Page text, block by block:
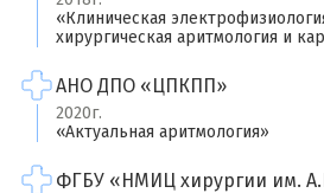
«Клиническая
хирургическая аритмология и
АНО ДПО «ЦПКПП»
2020г.
«Актуальная аритмология»
ФГБУ «НМИЦ хирургии им.
Спасибо, ваш отзыв на
Отзыв о враче*